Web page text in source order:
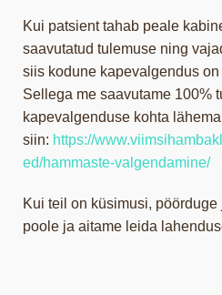
Kui patsient tahab peale
saavutatud tulemuse ning
siis kodune kapevalgendus
Sellega me saavutame 100%
kapevalgenduse kohta
siin: https://
ed/hammaste-valgendamine/
Kui teil on küsimusi,
poole ja aitame leida